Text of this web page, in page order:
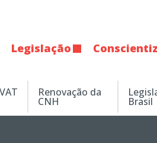
Legislação
Renovação da
CNH Brasil